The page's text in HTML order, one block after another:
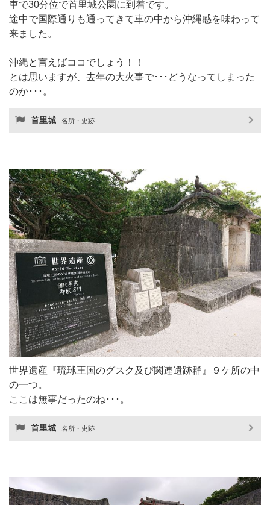
車で30分位で首里城公園に到着です。
途中で国際通りも通ってきて車の中から沖縄感を味わって
来ました。
沖縄と言えばココでしょう！！
とは思いますが、去年の大火事で･･･どうなってしまった
のか･･･。
首里城 名所・史跡
世界遺産『琉球王国のグスク及び関連遺跡群』９ケ所の中
の一つ。
ここは無事だったのね･･･。
首里城 名所・史跡